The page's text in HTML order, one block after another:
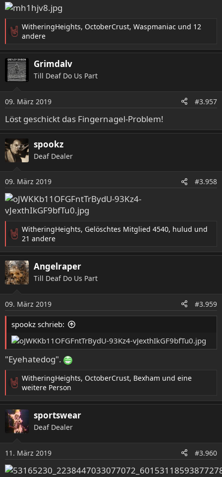
n
R
a
k
t
i
o
n
e
n
:
WitheringHeights, OctoberCrust, Waspmaniac und 12
andere
Grimdalv
Till Deaf Do Us Part
09. März 2019 #3.957
Löst geschickt das Fingernagel-Problem!
spookz
Deaf Dealer
09. März 2019 #3.958
R
a
k
t
i
o
n
e
n
WitheringHeights, Gelöschtes Mitglied 4540, hulud und
21 andere
Angelraper
Till Deaf Do Us Part
09. März 2019 #3.959
spookz schrieb:
"Eyehatedog".
R
a
k
t
o
n
e
n
WitheringHeights, OctoberCrust, Bexham und eine
weitere Person
sportswear
Deaf Dealer
11. März 2019 #3.960